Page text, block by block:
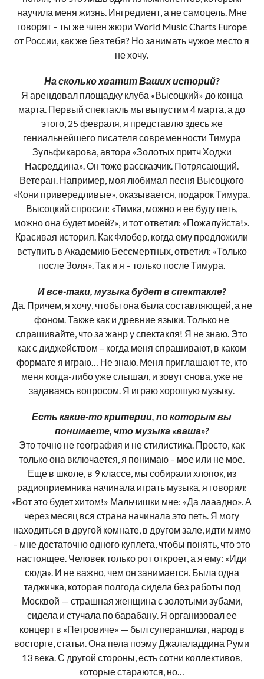
научила меня жизнь. Ингредиент, а не самоцель. Мне
говорят – ты же член жюри World Music Charts Europe
от России, как же без тебя? Но занимать чужое место я
не хочу.
На сколько хватит Ваших историй?
Я арендовал площадку клуба «Высоцкий» до конца
марта. Первый спектакль мы выпустим 4 марта, а до
этого, 25 февраля, я представлю здесь же
гениальнейшего писателя современности Тимура
Зульфикарова, автора «Золотых притч Ходжи
Насреддина». Он тоже рассказчик. Потрясающий.
Ветеран. Например, моя любимая песня Высоцкого
«Кони привередливые», оказывается, подарок Тимура.
Высоцкий спросил: «Тимка, можно я ее буду петь,
можно она будет моей?», и тот ответил: «Пожалуйста!».
Красивая история. Как Флобер, когда ему предложили
вступить в Академию Бессмертных, ответил: «Только
после Золя». Так и я – только после Тимура.
И все-таки, музыка будет в спектакле?
Да. Причем, я хочу, чтобы она была составляющей, а не
фоном. Также как и древние языки. Только не
спрашивайте, что за жанр у спектакля! Я не знаю. Это
как с диджейством – когда меня спрашивают, в каком
формате я играю… Не знаю. Меня приглашают те, кто
меня когда-либо уже слышал, и зовут снова, уже не
задаваясь вопросом. Я играю хорошую музыку.
Есть какие-то критерии, по которым вы
понимаете, что музыка «ваша»?
Это точно не география и не стилистика. Просто, как
только она включается, я понимаю – мое или не мое.
Еще в школе, в 9 классе, мы собирали хлопок, из
радиоприемника начинала играть музыка, я говорил:
«Вот это будет хитом!» Мальчишки мне: «Да лааадно». А
через месяц вся страна начинала это петь. Я могу
находиться в другой комнате, в другом зале, идти мимо
– мне достаточно одного куплета, чтобы понять, что это
настоящее. Человек только рот откроет, а я ему: «Иди
сюда». И не важно, чем он занимается. Была одна
таджичка, которая полгода сидела без работы под
Москвой — страшная женщина с золотыми зубами,
сидела и стучала по барабану. Я организовал ее
концерт в «Петровиче» — был супераншлаг, народ в
восторге, статьи. Она пела поэму Джалаладдина Руми
13 века. С другой стороны, есть сотни коллективов,
которые стараются, но…